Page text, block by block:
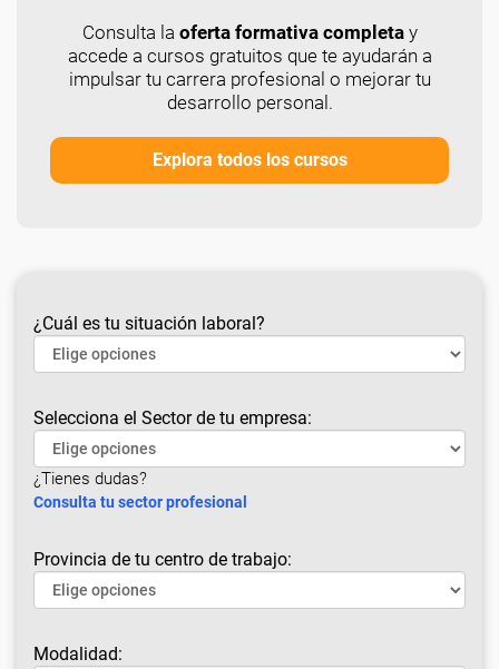
Consulta la oferta formativa completay
accede a cursos gratuitos que te ayudarán a
impulsar tu carrera profesional o mejorar tu
desarrollo personal.
Explora todos los cursos
¿Cuál es tu situación laboral?
Selecciona el Sector de tu empresa:
¿Tienes dudas?
Consulta tu sector profesional
Provincia de tu centro de trabajo:
Modalidad: